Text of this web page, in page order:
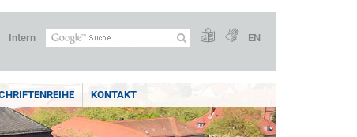
Intern EN
KONTAKT